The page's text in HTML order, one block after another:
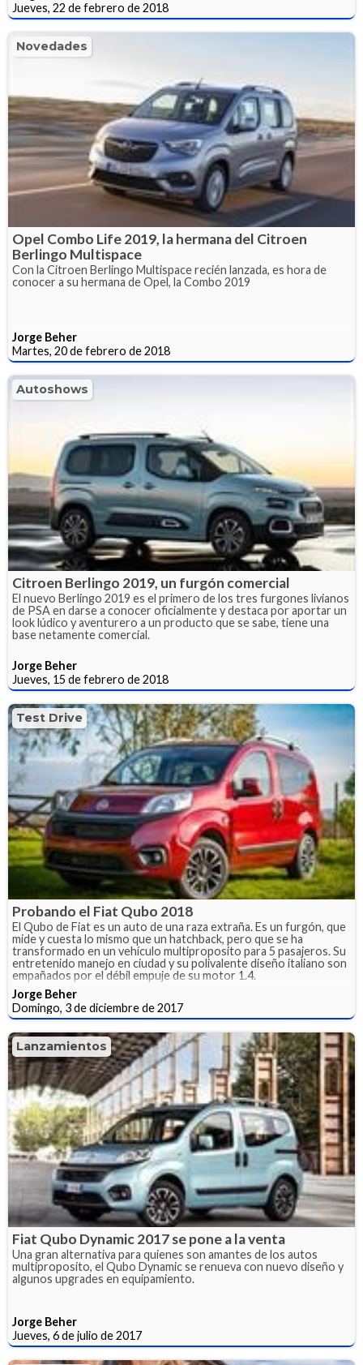
Jueves, 22 de febrero de 2018
Novedades
Opel Combo Life 2019, la hermana del Citroen
Berlingo Multispace
Con la Citroen Berlingo Multispace recién lanzada, es hora de
conocer a su hermana de Opel, la Combo 2019
Jorge Beher
Martes, 20 de febrero de 2018
Autoshows
Citroen Berlingo 2019, un furgón comercial
El nuevo Berlingo 2019 es el primero de los tres furgones livianos
de PSA en darse a conocer oficialmente y destaca por aportar un
look lúdico y aventurero a un producto que se sabe, tiene una
base netamente comercial.
Jorge Beher
Jueves, 15 de febrero de 2018
Test Drive
Probando el Fiat Qubo 2018
El Qubo de Fiat es un auto de una raza extraña. Es un furgón, que
mide y cuesta lo mismo que un hatchback, pero que se ha
transformado en un vehículo multiproposito para 5 pasajeros. Su
entretenido manejo en ciudad y su polivalente diseño italiano son
empañados por el débil empuje de su motor 1.4.
Jorge Beher
Domingo, 3 de diciembre de 2017
Lanzamientos
Fiat Qubo Dynamic 2017 se pone a la venta
Una gran alternativa para quienes son amantes de los autos
multiproposito, el Qubo Dynamic se renueva con nuevo diseño y
algunos upgrades en equipamiento.
Jorge Beher
Jueves, 6 de julio de 2017